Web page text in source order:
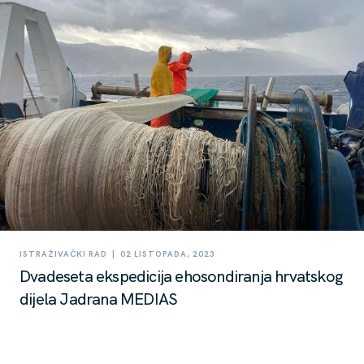
ISTRAŽIVAČKI RAD | 02 LISTOPADA, 2023
Dvadeseta ekspedicija ehosondiranja hrvatskog
dijela Jadrana MEDIAS